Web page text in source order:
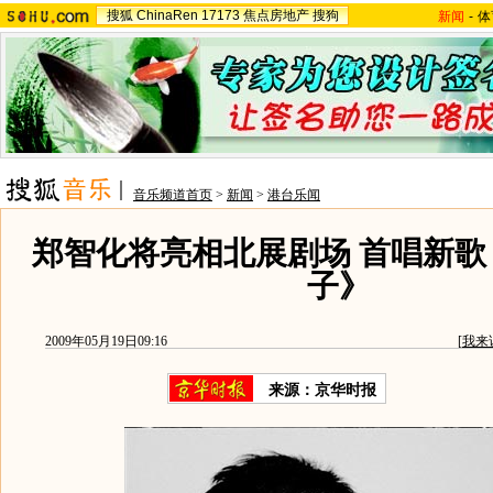
搜狐 ChinaRen 17173 焦点房地产 搜狗 新闻 -
音乐频道首页 > 新闻 > 港台乐闻
郑智化将亮相北展剧场 首唱新
子》
2009年05月19日09:16 [我来
来源： 京华时报